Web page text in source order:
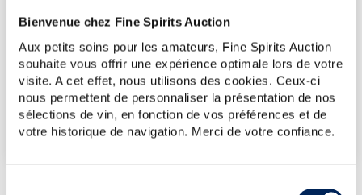
Bienvenue chez Fine Spirits Auction
Aux petits soins pour les amateurs, Fine Spirits Auction
souhaite vous offrir une expérience optimale lors de votre
visite. A cet effet, nous utilisons des cookies. Ceux-ci
nous permettent de personnaliser la présentation de nos
sélections de vin, en fonction de vos préférences et de
votre historique de navigation. Merci de votre confiance.
24/04/2026
14/11/2025
572€
VOUS POSSÉDEZ
UN SPIRITUEUX IDENTIQUE ?
VENDEZ-LE !